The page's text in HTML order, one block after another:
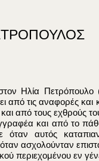
Ηλία Πετρόπουλο
από τις αναφορές και
από τους εχθρούς
και από το
αυτός
όταν ασχολούνταν
περιεχομένου εν